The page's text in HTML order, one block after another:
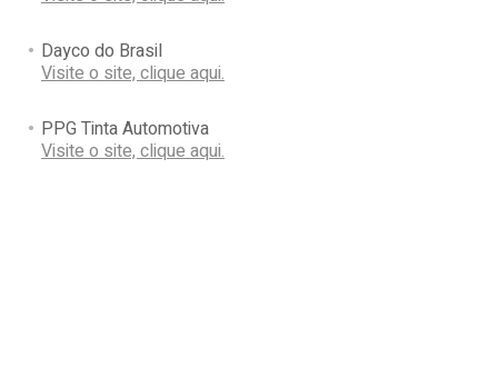
Dayco do Brasil
Visite o site, clique aqui.
PPG Tinta Automotiva
Visite o site, clique aqui.